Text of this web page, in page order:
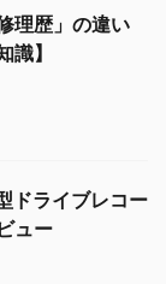
理歴」の違い
】
ドライブレコー
ュー